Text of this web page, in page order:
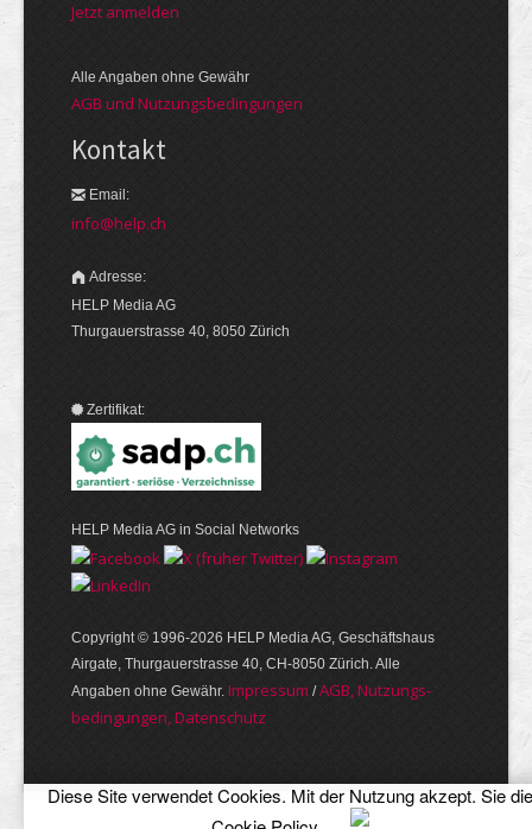
Jetzt anmelden
Alle Angaben ohne Gewähr
AGB und Nutzungsbedingungen
Kontakt
Email:
info@help.ch
Adresse:
HELP Media AG
Thurgauerstrasse 40, 8050 Zürich
Zertifikat:
HELP Media AG in Social Networks
Copyright © 1996-2026 HELP Media AG, Geschäftshaus
Airgate, Thurgauer­strasse 40, CH-8050 Zürich. Alle
Angaben ohne Gewähr. Im­pres­sum /AGB, Nut­zungs­
bedin­gungen, Daten­schutz
Diese Site verwendet Cookies. Mit der Nutzung akzept. Sie die